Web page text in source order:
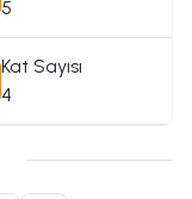
5
Kat Sayısı
4